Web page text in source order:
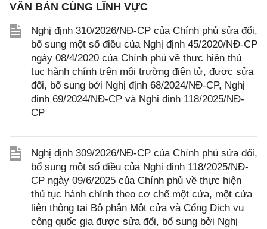
VĂN BẢN CÙNG LĨNH VỰC
Nghị định 310/2026/NĐ-CP của Chính phủ sửa đổi,
bổ sung một số điều của Nghị định 45/2020/NĐ-CP
ngày 08/4/2020 của Chính phủ về thực hiện thủ
tục hành chính trên môi trường điện tử, được sửa
đổi, bổ sung bởi Nghị định 68/2024/NĐ-CP, Nghị
định 69/2024/NĐ-CP và Nghị định 118/2025/NĐ-
CP
Nghị định 309/2026/NĐ-CP của Chính phủ sửa đổi,
bổ sung một số điều của Nghị định 118/2025/NĐ-
CP ngày 09/6/2025 của Chính phủ về thực hiện
thủ tục hành chính theo cơ chế một cửa, một cửa
liên thông tại Bộ phận Một cửa và Cổng Dịch vụ
công quốc gia được sửa đổi, bổ sung bởi Nghị